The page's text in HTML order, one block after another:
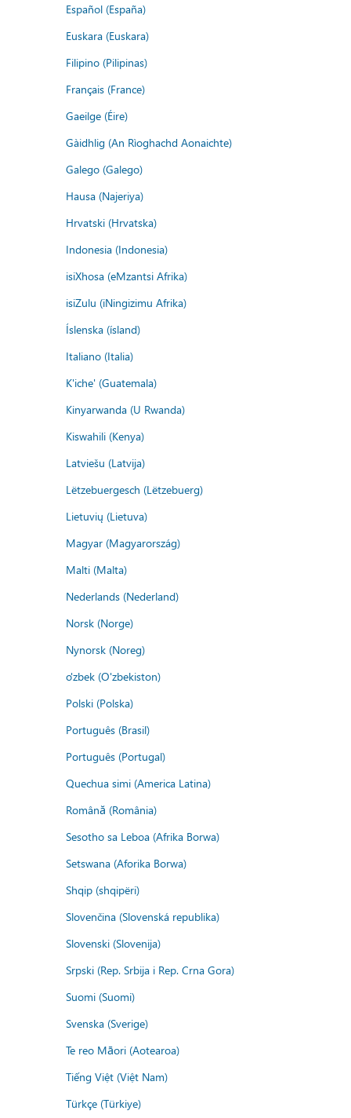
Español (España)
Euskara (Euskara)
Filipino (Pilipinas)
Français (France)
Gaeilge (Éire)
Gàidhlig (An Rìoghachd Aonaichte)
Galego (Galego)
Hausa (Najeriya)
Hrvatski (Hrvatska)
Indonesia (Indonesia)
isiXhosa (eMzantsi Afrika)
isiZulu (iNingizimu Afrika)
Íslenska (ísland)
Italiano (Italia)
K'iche' (Guatemala)
Kinyarwanda (U Rwanda)
Kiswahili (Kenya)
Latviešu (Latvija)
Lëtzebuergesch (Lëtzebuerg)
Lietuvių (Lietuva)
Magyar (Magyarország)
Malti (Malta)
Nederlands (Nederland)
Norsk (Norge)
Nynorsk (Noreg)
o'zbek (O'zbekiston)
Polski (Polska)
Português (Brasil)
Português (Portugal)
Quechua simi (America Latina)
Română (România)
Sesotho sa Leboa (Afrika Borwa)
Setswana (Aforika Borwa)
Shqip (shqipëri)
Slovenčina (Slovenská republika)
Slovenski (Slovenija)
Srpski (Rep. Srbija i Rep. Crna Gora)
Suomi (Suomi)
Svenska (Sverige)
Te reo Māori (Aotearoa)
Tiếng Việt (Việt Nam)
Türkçe (Türkiye)